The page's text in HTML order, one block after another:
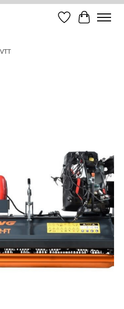
Liste dePanier